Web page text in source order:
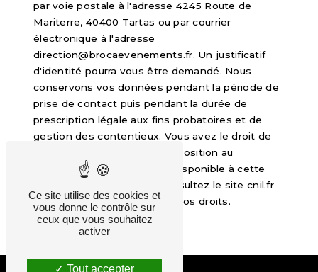
par voie postale à l'adresse 4245 Route de
Mariterre, 40400 Tartas ou par courrier
électronique à l'adresse
direction@brocaevenements.fr. Un justificatif
d'identité pourra vous être demandé. Nous
conservons vos données pendant la période de
prise de contact puis pendant la durée de
prescription légale aux fins probatoires et de
gestion des contentieux. Vous avez le droit de
vous inscrire sur la liste d'opposition au
démarchage téléphonique, disponible à cette
. Consultez le site cnil.fr
pour plus d’informations sur vos droits.
Ce site utilise des cookies et
vous donne le contrôle sur
ceux que vous souhaitez
activer
Tout accepter